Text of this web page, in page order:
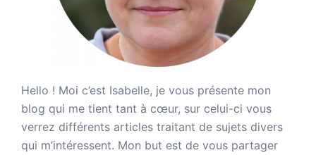
Hello ! Moi c’est Isabelle, je vous présente mon
blog qui me tient tant à cœur, sur celui-ci vous
verrez différents articles traitant de sujets divers
qui m’intéressent. Mon but est de vous partager